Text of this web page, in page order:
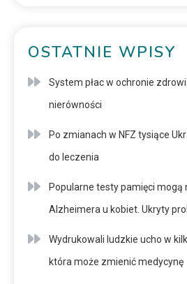
OSTATNIE WPISY
System płac w ochronie
nierówności
Po zmianach w NFZ tysiące
do leczenia
Popularne testy pamięci mogą
Alzheimera u kobiet. Ukryty
Wydrukowali ludzkie ucho w
która może zmienić medycynę